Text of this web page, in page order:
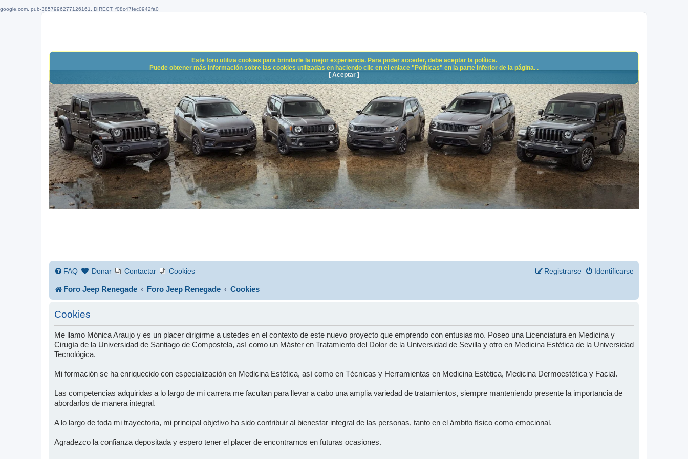
google.com, pub-3857996277126161, DIRECT, f08c47fec0942fa0
FAQ Donar Contactar Cookies Identificarse
Registrarse
Foro Jeep Renegade Foro Jeep Renegade Cookies
Cookies
Me llamo Mónica Araujo y es un placer dirigirme a ustedes en el contexto de este nuevo proyecto que emprendo con entusiasmo. Poseo una Licenciatura en Medicina y
Cirugía de la Universidad de Santiago de Compostela, así como un Máster en Tratamiento del Dolor de la Universidad de Sevilla y otro en Medicina Estética de la Universidad
Tecnológica.
Mi formación se ha enriquecido con especialización en Medicina Estética, así como en Técnicas y Herramientas en Medicina Estética, Medicina Dermoestética y Facial.
Las competencias adquiridas a lo largo de mi carrera me facultan para llevar a cabo una amplia variedad de tratamientos, siempre manteniendo presente la importancia de
abordarlos de manera integral.
A lo largo de toda mi trayectoria, mi principal objetivo ha sido contribuir al bienestar integral de las personas, tanto en el ámbito físico como emocional.
Agradezco la confianza depositada y espero tener el placer de encontrarnos en futuras ocasiones.
Este foro utiliza cookies para brindarle la mejor experiencia. Para poder acceder, debe aceptar la política.
Puede obtener más información sobre las cookies utilizadas en haciendo clic en el enlace "Políticas" en la parte inferior de la página. .
[ Aceptar ]